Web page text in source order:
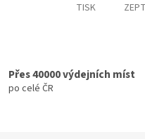
TISK
Přes 40000 výdejních míst
po celé ČR